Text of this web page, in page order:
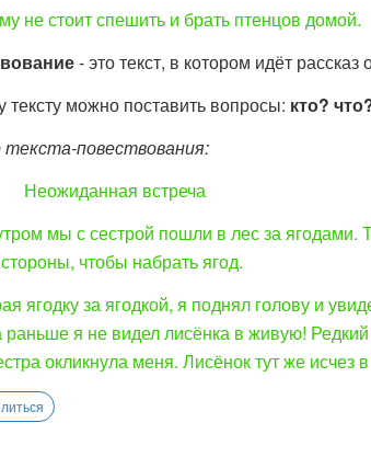
не стоит спешить и брать птенцов домой.
- это текст, в котором идёт
тексту можно поставить вопросы: кто?
повествования:
Неожиданная встреча
мы с сестрой пошли в лес за
чтобы набрать ягод.
ягодку за ягодкой, я поднял голову и
раньше я не видел лисёнка в живую!
окликнула меня. Лисёнок тут же исчез